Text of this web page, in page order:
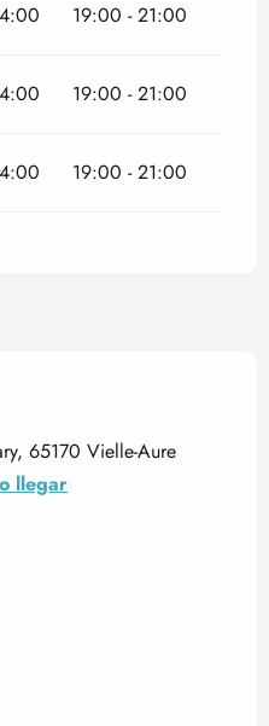
19:00 - 21:00
19:00 - 21:00
19:00 - 21:00
65170 Vielle-Aure
llegar